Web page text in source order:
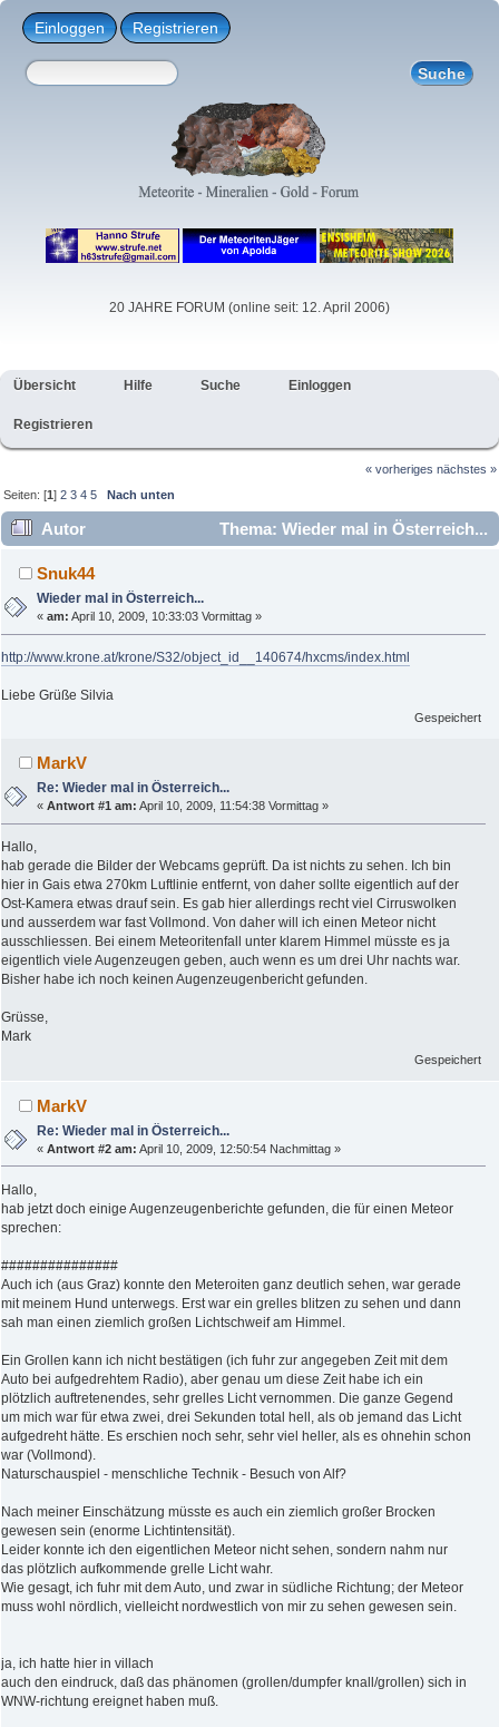
Einloggen Registrieren
20 JAHRE FORUM (online seit: 12. April 2006)
Übersicht Hilfe Suche Einloggen
Registrieren
« vorheriges nächstes »
Seiten: [1]2 3 4 5 Nach unten
Autor
Thema: Wieder mal in Österreich...
(Gelesen 33905 mal)
Snuk44
Wieder mal in Österreich...
«am: April 10, 2009, 10:33:03 Vormittag »
http://www.krone.at/krone/S32/object_id__140674/hxcms/index.html
Liebe Grüße Silvia
Gespeichert
MarkV
Re: Wieder mal in Österreich...
«Antwort #1 am: April 10, 2009, 11:54:38 Vormittag »
Hallo,
hab gerade die Bilder der Webcams geprüft. Da ist nichts zu sehen. Ich bin
hier in Gais etwa 270km Luftlinie entfernt, von daher sollte eigentlich auf der
Ost-Kamera etwas drauf sein. Es gab hier allerdings recht viel Cirruswolken
und ausserdem war fast Vollmond. Von daher will ich einen Meteor nicht
ausschliessen. Bei einem Meteoritenfall unter klarem Himmel müsste es ja
eigentlich viele Augenzeugen geben, auch wenn es um drei Uhr nachts war.
Bisher habe ich noch keinen Augenzeugenbericht gefunden.
Grüsse,
Mark
Gespeichert
MarkV
Re: Wieder mal in Österreich...
«Antwort #2 am: April 10, 2009, 12:50:54 Nachmittag »
Hallo,
hab jetzt doch einige Augenzeugenberichte gefunden, die für einen Meteor
sprechen:
###############
Auch ich (aus Graz) konnte den Meteroiten ganz deutlich sehen, war gerade
mit meinem Hund unterwegs. Erst war ein grelles blitzen zu sehen und dann
sah man einen ziemlich großen Lichtschweif am Himmel.
Ein Grollen kann ich nicht bestätigen (ich fuhr zur angegeben Zeit mit dem
Auto bei aufgedrehtem Radio), aber genau um diese Zeit habe ich ein
plötzlich auftretenendes, sehr grelles Licht vernommen. Die ganze Gegend
um mich war für etwa zwei, drei Sekunden total hell, als ob jemand das Licht
aufgedreht hätte. Es erschien noch sehr, sehr viel heller, als es ohnehin schon
war (Vollmond).
Naturschauspiel - menschliche Technik - Besuch von Alf?
Nach meiner Einschätzung müsste es auch ein ziemlich großer Brocken
gewesen sein (enorme Lichtintensität).
Leider konnte ich den eigentlichen Meteor nicht sehen, sondern nahm nur
das plötzlich aufkommende grelle Licht wahr.
Wie gesagt, ich fuhr mit dem Auto, und zwar in südliche Richtung; der Meteor
muss wohl nördlich, vielleicht nordwestlich von mir zu sehen gewesen sein.
ja, ich hatte hier in villach
auch den eindruck, daß das phänomen (grollen/dumpfer knall/grollen) sich in
WNW-richtung ereignet haben muß.